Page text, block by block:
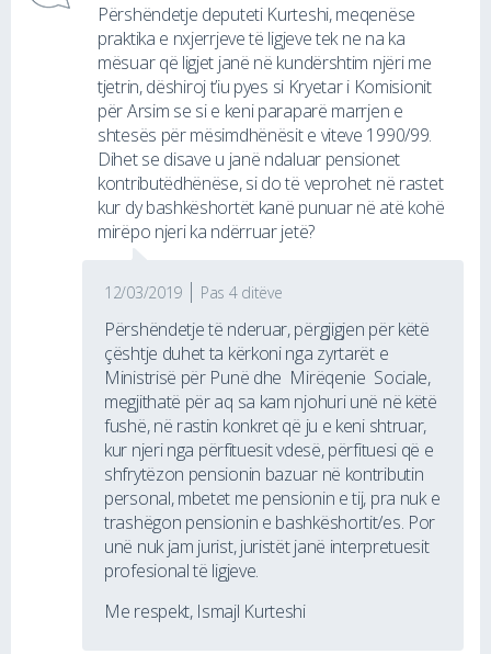
Përshëndetje deputeti Kurteshi, meqenëse
praktika e nxjerrjeve të ligjeve tek ne na ka
mësuar që ligjet janë në kundërshtim njëri me
tjetrin, dëshiroj t’iu pyes si Kryetar i Komisionit
për Arsim se si e keni paraparë marrjen e
shtesës për mësimdhënësit e viteve 1990/99.
Dihet se disave u janë ndaluar pensionet
kontributëdhënëse, si do të veprohet në rastet
kur dy bashkëshortët kanë punuar në atë kohë
mirëpo njeri ka ndërruar jetë?
12/03/2019 Pas 4 ditëve
Përshëndetje të nderuar, përgjigjen për këtë
çështje duhet ta kërkoni nga zyrtarët e
Ministrisë për Punë dhe Mirëqenie Sociale,
megjithatë për aq sa kam njohuri unë në këtë
fushë, në rastin konkret që ju e keni shtruar,
kur njeri nga përfituesit vdesë, përfituesi që e
shfrytëzon pensionin bazuar në kontributin
personal, mbetet me pensionin e tij, pra nuk e
trashëgon pensionin e bashkëshortit/es. Por
unë nuk jam jurist, juristët janë interpretuesit
profesional të ligjeve.
Me respekt, Ismajl Kurteshi